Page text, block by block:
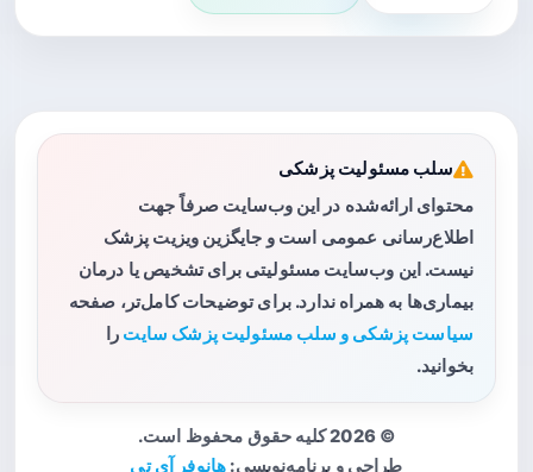
سلب مسئولیت پزشکی
محتوای ارائه‌شده در این وب‌سایت صرفاً جهت
اطلاع‌رسانی عمومی است و جایگزین ویزیت پزشک
نیست. این وب‌سایت مسئولیتی برای تشخیص یا درمان
بیماری‌ها به همراه ندارد. برای توضیحات کامل‌تر، صفحه
سیاست پزشکی و سلب مسئولیت پزشک سایت را
بخوانید.
© 2026 کلیه حقوق محفوظ است.
طراحی و برنامه‌نویسی: هانوفر آی تی